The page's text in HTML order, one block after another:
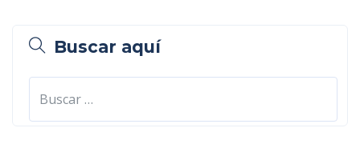
Buscar aquí